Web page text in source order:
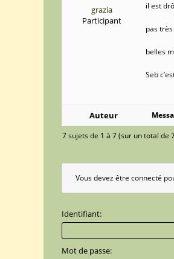
grazia
Participant
il est
pas
belles
Seb
Auteur
7 sujets de 1 à 7 (sur un total de
Vous devez être connecté
Identifiant:
Mot de passe: